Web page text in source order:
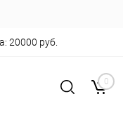
20000 руб.
0